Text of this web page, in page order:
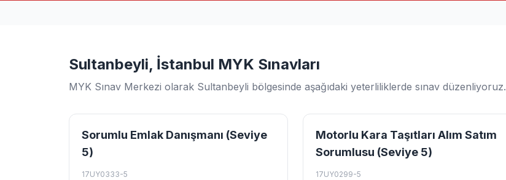
Sultanbeyli, İstanbul MYK Sınavları
MYK Sınav Merkezi olarak Sultanbeyli bölgesinde aşağıdaki yeterliliklerde sınav düzenliyoruz.
Sorumlu Emlak Danışmanı (Seviye
5)
17UY0333-5
Motorlu Kara Taşıtları Alım Satım
Sorumlusu (Seviye 5)
17UY0299-5